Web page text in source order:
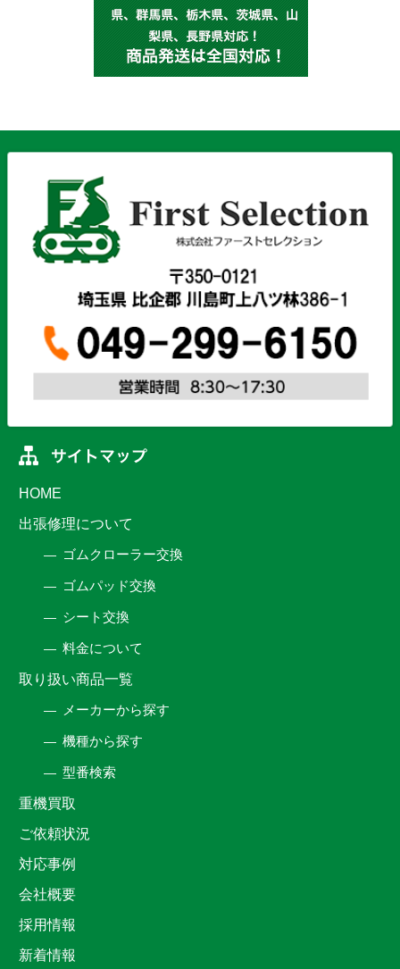
HOME
出張修理について
ゴムクローラー交換
ゴムパッド交換
シート交換
料金について
取り扱い商品一覧
メーカーから探す
機種から探す
型番検索
重機買取
ご依頼状況
対応事例
会社概要
採用情報
新着情報